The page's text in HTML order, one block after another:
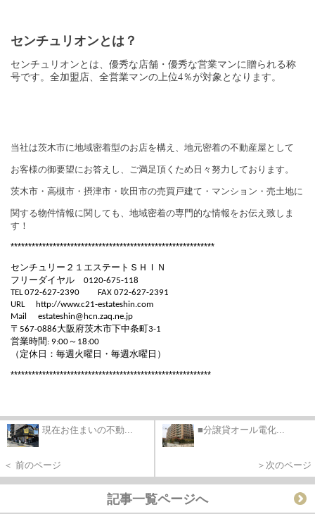
センチュリオンとは？
センチュリオンとは、優秀な店舗・優秀な営業マンに贈られる称
号です。全加盟店、全営業マンの上位4％が対象となります。
当社は茨木市に地域密着型のお店を構え、 地元密着の不動産屋として
お客様の御要望にお答えし、ご満足頂くため日々努力しております。
茨木市・高槻市・摂津市・吹田市の売買戸建て・マンション・売土地に
関する物件情報に関しても、地域密着の専門的な情報をお伝え致しま
す！
**********************************************************
センチュリー２１エステートＳＨＩＮ
フリーダイヤル 0120-675-118
TEL 072-627-2390
FAX 072-627-2391
URL
http://www.c21-estateshin.com
Mail
estateshin@hcn.zaq.ne.jp
〒 567-0886大阪府茨木市下中条町3-1
営業時間 : 9:00～ 18:00
（定休日：毎週火曜日・毎週水曜日）
*********************************************************
現在お住まいの不動...
＜ 前のページ
■分譲貸オール電化...
＞次のページ
記事一覧ページへ